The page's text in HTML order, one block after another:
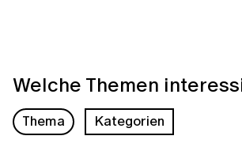
Welche Themen
Thema Kategorien